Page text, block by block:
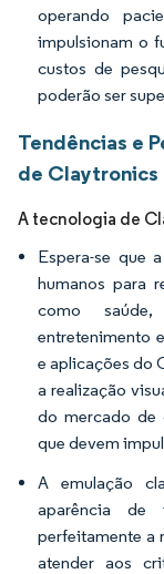
operando
impulsionam o
custos de
poderão ser
Tendências e
de Claytronics
A tecnologia de
Espera-se que
humanos para
como
entretenimento
e aplicações do
a realização
do mercado de
que devem
A emulação
aparência de
perfeitamente a
atender aos